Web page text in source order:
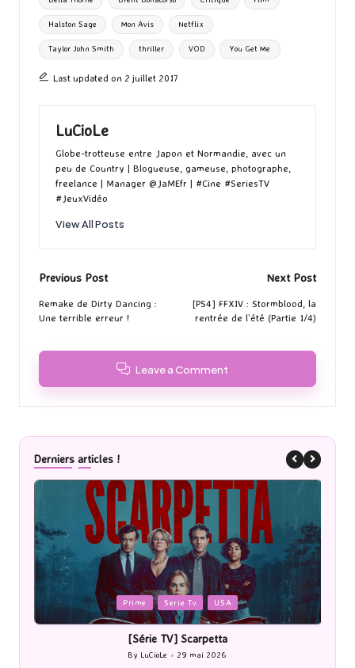
o
k
o
n
r
g
er
Halston Sage Mon Avis Netflix
Taylor John Smith thriller VOD You Get Me
Last updated on 2 juillet 2017
LuCioLe
Globe-trotteuse entre Japon et Normandie, avec un
peu de Country | Blogueuse, gameuse, photographe,
freelance | Manager @JaMEfr | #Cine #SeriesTV
#JeuxVidéo
View All Posts
Post
navigation
Previous Post
Remake de Dirty Dancing :
Une terrible erreur !
Next Post
[PS4] FFXIV : Stormblood, la
rentrée de l’été (Partie 1/4)
Leave a Comment
Derniers articles !
Posted
in
Prime Serie Tv USA
[Série TV] Scarpetta
Posted
By LuCioLe 29 mai 2026